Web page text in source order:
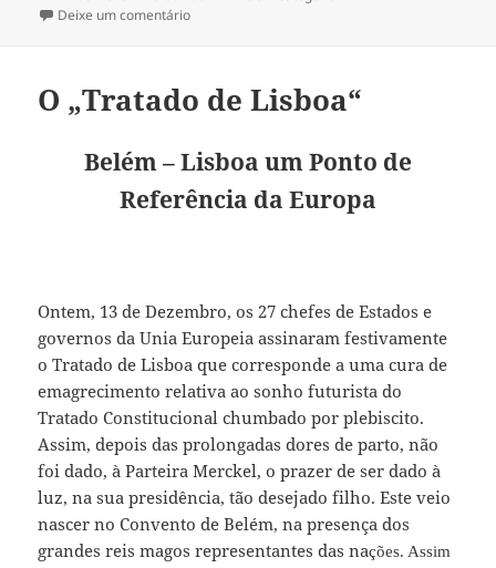
a
Deixe um comentário
O „Tratado de Lisboa“
Belém – Lisboa um Ponto de
Referência da Europa
Ontem, 13 de Dezembro, os 27 chefes de Estados e
governos da Unia Europeia assinaram festivamente
o Tratado de Lisboa que corresponde a uma cura de
emagrecimento relativa ao sonho futurista do
Tratado Constitucional chumbado por plebiscito.
Assim, depois das prolongadas dores de parto, não
foi dado, à Parteira Merckel, o prazer de ser dado à
luz, na sua presidência, tão desejado filho. Este veio
nascer no Convento de Belém, na presença dos
grandes reis magos representantes das nações. Assim